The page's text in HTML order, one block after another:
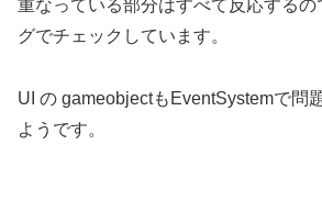
重なっている部分はすべて反応するの
グでチェックしています。
UI の gameobjectもEventSystemで問
ようです。